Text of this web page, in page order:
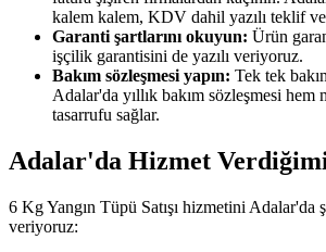
kalem kalem, KDV dahil yazılı teklif
Garanti şartlarını okuyun: Ürün
işçilik garantisini de yazılı veriyoruz.
Bakım sözleşmesi yapın: Tek tek
Adalar'da yıllık bakım sözleşmesi hem
tasarrufu sağlar.
Adalar'da Hizmet
6 Kg Yangın Tüpü Satışı hizmetini Adalar'da
veriyoruz: